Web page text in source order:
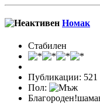
Номак
Стабилен
Публикации: 521
Пол: